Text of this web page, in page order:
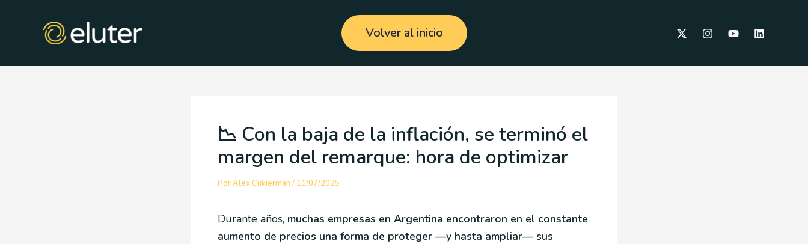
contenido
Volver al inicio
📉 Con la baja de la inflación, se terminó el
margen del remarque: hora de optimizar
PorAlex Cukierman / 11/07/2025
Durante años, muchas empresas en Argentina encontraron en el constante
aumento de precios una forma de proteger —y hasta ampliar— sus